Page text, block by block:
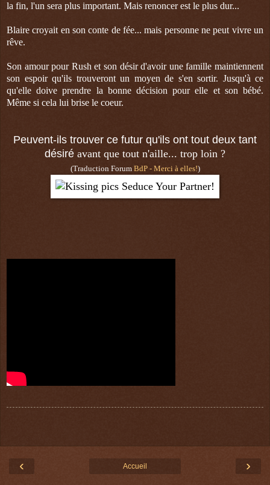
la fin, l'un sera plus important. Mais renoncer est le plus dur...
Blaire croyait en son conte de fée... mais personne ne peut vivre un
rêve.
Son amour pour Rush et son désir d'avoir une famille maintiennent
son espoir qu'ils trouveront un moyen de s'en sortir. Jusqu'à ce
qu'elle doive prendre la bonne décision pour elle et son bébé.
Même si cela lui brise le coeur.
Peuvent-ils trouver ce futur qu'ils ont tout deux tant
désiré avant que tout n'aille... trop loin ?
(Traduction Forum BdP - Merci à elles!)
‹ ›
Accueil